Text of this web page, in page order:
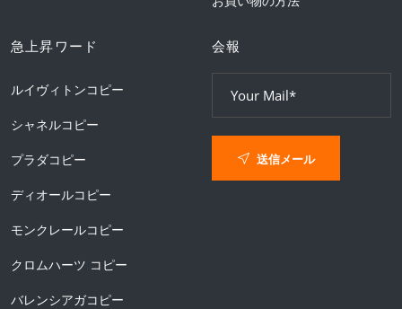
急上昇ワード
ルイヴィトンコピー
シャネルコピー
プラダコピー
ディオールコピー
モンクレールコピー
クロムハーツ コピー
バレンシアガコピー
会報
送信メール